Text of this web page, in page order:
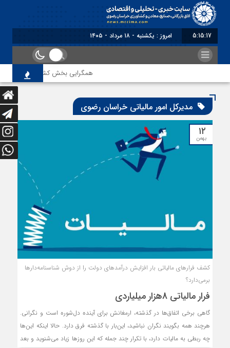
5:15:17 امروز : یکشنبه - ۱۸ مرداد - ۱۴۰۵
همگرایی بخش کشاورزی و صنعت
مدیرکل امور مالیاتی خراسان رضوی
۱۲
بهمن
کشف فرارهای مالیاتی بار افزایش درآمدهای دولت را از دوش شناسنامه‌دارها
بر‌می‌دارد؟
فرار مالیاتی 8هزار میلیاردی
گاهی برخی اتفاق‌ها در گذشته،‌ ارمغانش برای آینده دل‌شوره است و نگرانی.
هرچند همه بگویند نگران نباشید، این‌بار با گذشته فرق دارد. حالا اینکه این‌ها
چه ربطی به مالیات دارد، با تکرار چند جمله که این روزها زیاد می‌شنوید و بعد